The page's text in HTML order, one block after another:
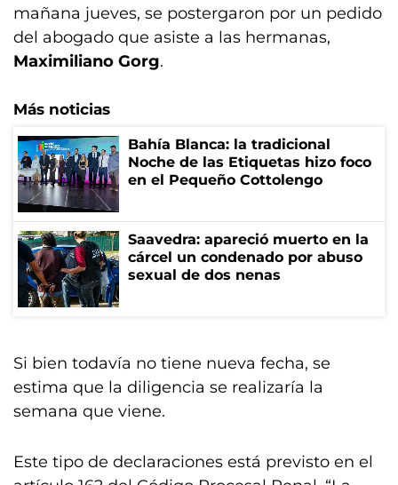
mañana jueves, se postergaron por un pedido
del abogado que asiste a las hermanas,
Maximiliano Gorg.
Más noticias
Bahía Blanca: la tradicional
Noche de las Etiquetas hizo foco
en el Pequeño Cottolengo
Saavedra: apareció muerto en la
cárcel un condenado por abuso
sexual de dos nenas
Si bien todavía no tiene nueva fecha, se
estima que la diligencia se realizaría la
semana que viene.
Este tipo de declaraciones está previsto en el